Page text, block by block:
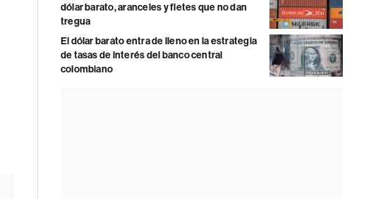
dólar barato, aranceles y fletes que no dan
tregua
El dólar barato entra de lleno en la estrategia
de tasas de interés del banco central
colombiano